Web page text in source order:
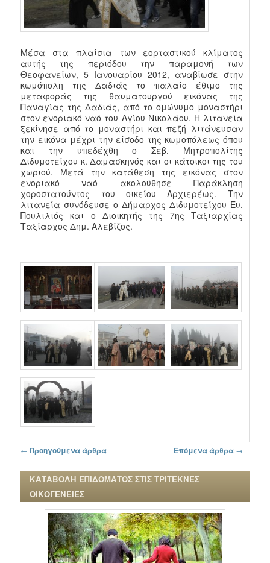
Μέσα στα πλαίσια των εορταστικού κλίματος
αυτής της περιόδου την παραμονή των
Θεοφανείων, 5 Ιανουαρίου 2012, αναβίωσε στην
κωμόπολη της Δαδιάς το παλαίο έθιμο της
μεταφοράς της θαυματουργού εικόνας της
Παναγίας της Δαδιάς, από το ομώνυμο μοναστήρι
στον ενοριακό ναό του Αγίου Νικολάου. Η λιτανεία
ξεκίνησε από το μοναστήρι και πεζή λιτάνευσαν
την εικόνα μέχρι την είσοδο της κωμοπόλεως όπου
και την υπεδέχθη ο Σεβ. Μητροπολίτης
Διδυμοτείχου κ. Δαμασκηνός και οι κάτοικοι της του
χωριού. Μετά την κατάθεση της εικόνας στον
ενοριακό ναό ακολούθησε Παράκληση
χοροστατούντος του οικείου Αρχιερέως. Την
λιτανεία συνόδευσε ο Δήμαρχος Διδυμοτείχου Ευ.
Πουλιλιός και ο Διοικητής της 7ης Ταξιαρχίας
Ταξίαρχος Δημ. Αλεβίζος.
Πλοήγηση στα άρθρα
← Προηγούμενα άρθρα Επόμενα άρθρα →
ΚΑΤΑΒΟΛΗ ΕΠΙΔΟΜΑΤΟΣ ΣΤΙΣ ΤΡΙΤΕΚΝΕΣ
ΟΙΚΟΓΕΝΕΙΕΣ